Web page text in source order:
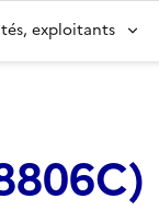
exploitants
)